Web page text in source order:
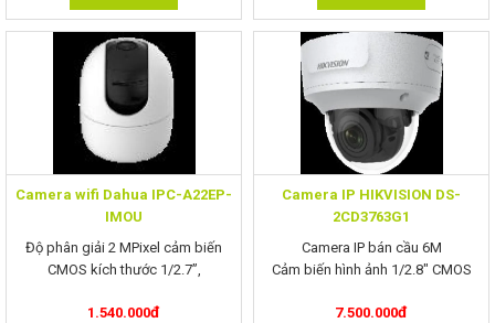
Camera wifi Dahua IPC-A22EP-
IMOU
Độ phân giải 2 MPixel cảm biến
CMOS kích thước 1/2.7”,
1.540.000đ
Camera IP HIKVISION DS-
2CD3763G1
Camera IP bán cầu 6M
Cảm biến hình ảnh 1/2.8" CMOS
H.264
7.500.000đ